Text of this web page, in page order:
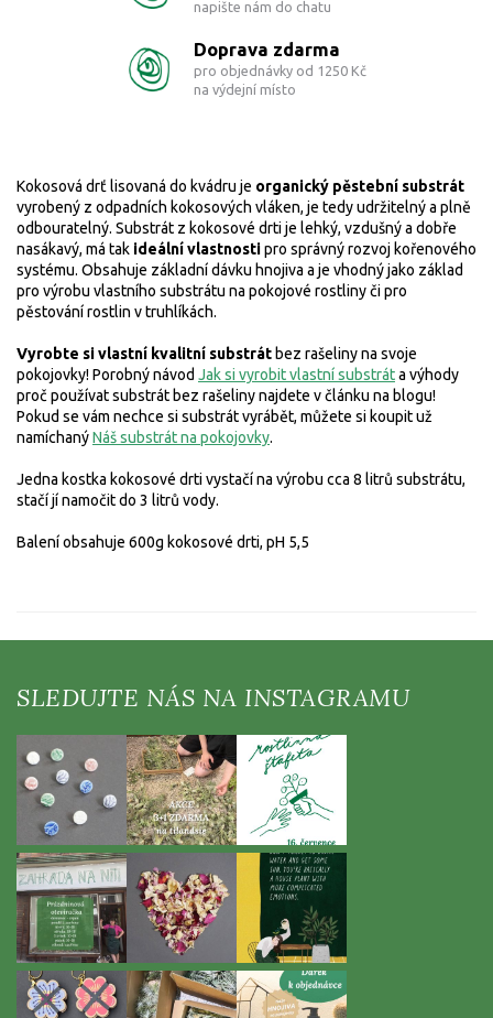
napište nám do chatu
Doprava zdarma
pro objednávky od 1250 Kč
na výdejní místo
Kokosová drť lisovaná do kvádru je organický pěstební substrát
vyrobený z odpadních kokosových vláken, je tedy udržitelný a plně
odbouratelný. Substrát z kokosové drti je lehký, vzdušný a dobře
nasákavý, má tak ideální vlastnostipro správný rozvoj kořenového
systému. Obsahuje základní dávku hnojiva a je vhodný jako základ
pro výrobu vlastního substrátu na pokojové rostliny či pro
pěstování rostlin v truhlíkách.
Vyrobte si vlastní kvalitní substrát bez rašeliny na svoje
pokojovky! Porobný návod Jak si vyrobit vlastní substráta výhody
proč používat substrát bez rašeliny najdete v článku na blogu!
Pokud se vám nechce si substrát vyrábět, můžete si koupit už
namíchanýNáš substrát na pokojovky.
Jedna kostka kokosové drti vystačí na výrobu cca 8 litrů substrátu,
stačí jí namočit do 3 litrů vody.
Balení obsahuje 600g kokosové drti, pH 5,5